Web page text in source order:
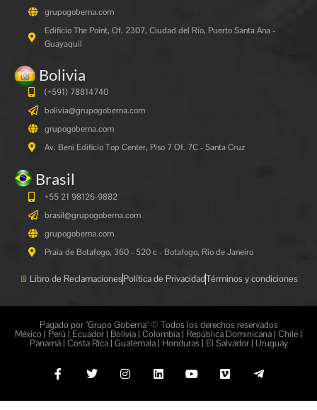
grupogoberna.com
Edificio The Point, Of. 2307, Ciudad del Río, Puerto Santa Ana -
Guayaquil
Bolivia
(+591) 78814740
bolivia@grupogoberna.com
grupogoberna.com
Av. Beni Edificio Top Center, Piso 7 Of. 7C - Santa Cruz
Brasil
+55 21 98126-9882
brasil@grupogoberna.com
grupogoberna.com
Praia de Botafogo, 360 - 520 c - Botafogo, Rio de Janeiro
Libro de ReclamacionesPolítica de PrivacidadTérminos y condiciones
Pagado por "Grupo Goberna" © Todos los derechos reservados
México | Perú | Ecuador | Bolivia | Colombia | República Dominicana | Chile |
Panamá | Costa Rica | Guatemala | Honduras | El Salvador | Uruguay